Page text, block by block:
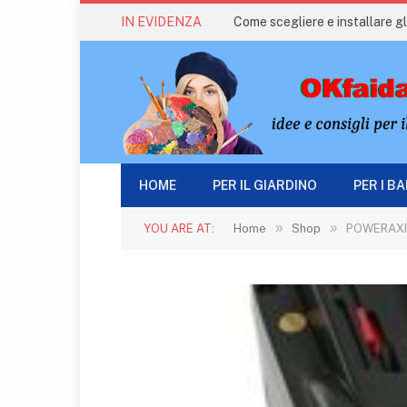
IN EVIDENZA Come scegliere e installare
HOME PER IL GIARDINO PER I
YOU ARE AT: Home » Shop »